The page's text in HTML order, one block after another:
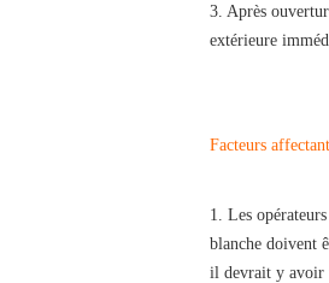
3. Après
extérieure
Facteurs
1. Les
blanche doivent
il devrait y avoir